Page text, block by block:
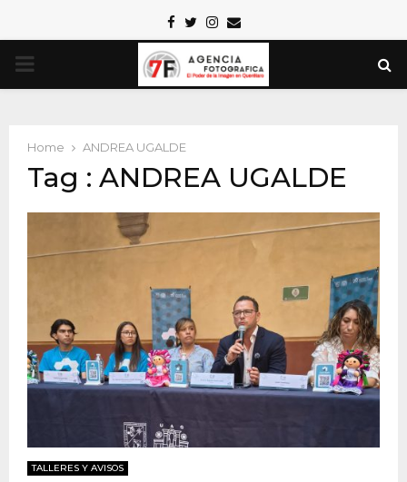
Facebook
TwitterInstagram
Email
PRIMARY
Home ANDREA UGALDE
Tag : ANDREA UGALDE
TALLERES Y AVISOS